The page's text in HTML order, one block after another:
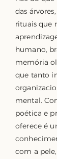
das
rituais que
humano,
memória
que tanto
mental.
poética e
oferece é
com a